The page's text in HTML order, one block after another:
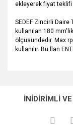
ekleyerek fiyat
SEDEF Zincirli
kullanılan 180
ölçüsündedir. Max
kullanılır. Bu İlan
kullanarak
Görüş ve
İNİDİRİMLİ